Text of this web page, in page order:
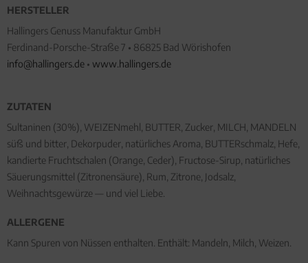
HERSTELLER
Hallingers Genuss Manufaktur GmbH
Ferdinand-Porsche-Straße 7 • 86825 Bad Wörishofen
info@hallingers.de • www.hallingers.de
ZUTATEN
Sultaninen (30%), WEIZENmehl, BUTTER, Zucker, MILCH, MANDELN
süß und bitter, Dekorpuder, natürliches Aroma, BUTTERschmalz, Hefe,
kandierte Fruchtschalen (Orange, Ceder), Fructose-Sirup, natürliches
Säuerungsmittel (Zitronensäure), Rum, Zitrone, Jodsalz,
Weihnachtsgewürze — und viel Liebe.
ALLERGENE
Kann Spuren von Nüssen enthalten. Enthält: Mandeln, Milch, Weizen.